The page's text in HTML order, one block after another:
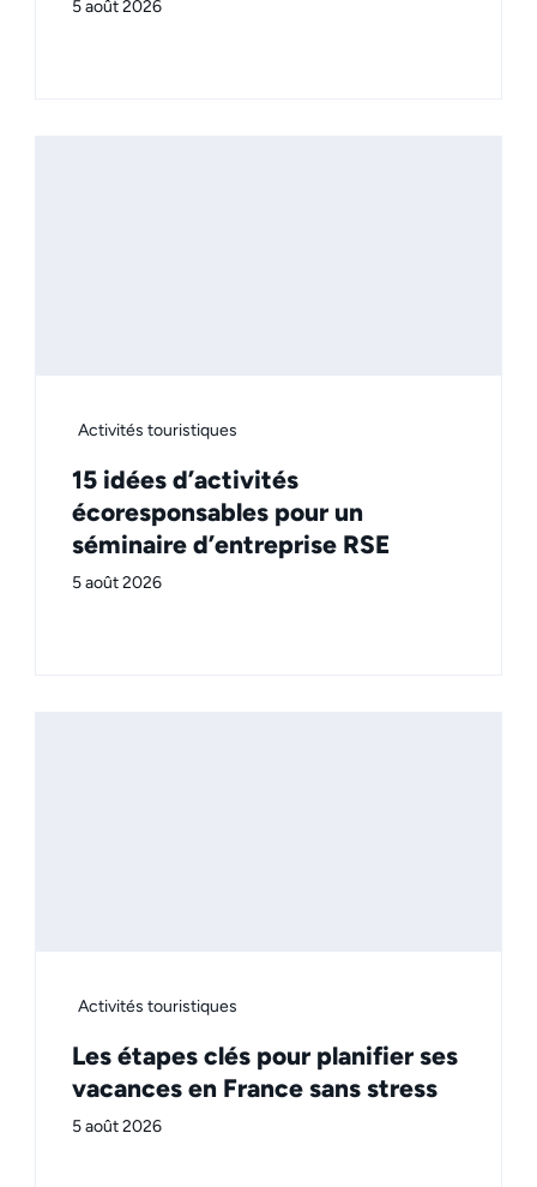
5 août 2026
Activités touristiques
15 idées d’activités
écoresponsables pour un
séminaire d’entreprise RSE
5 août 2026
Activités touristiques
Les étapes clés pour planifier ses
vacances en France sans stress
5 août 2026